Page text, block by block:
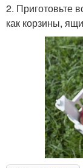
2. Приготовьте
как корзины,